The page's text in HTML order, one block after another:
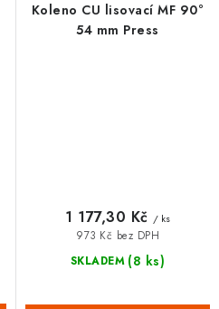
Koleno CU lisovací MF 90°
54 mm Press
SKLADEM (8 ks)
973 Kč bez DPH
1 177,30 Kč / ks